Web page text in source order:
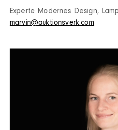
Experte Modernes Design,
marvin@auktionsverk.com